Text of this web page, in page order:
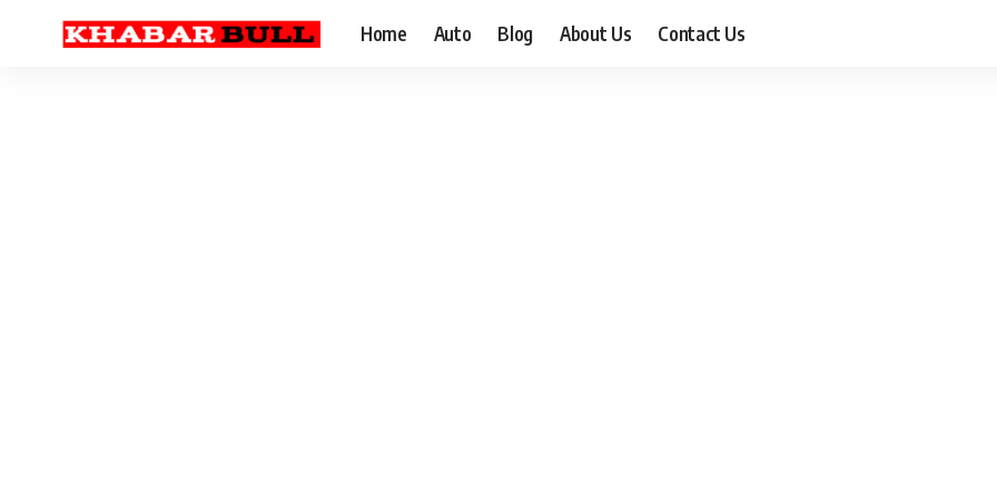
Home Auto Blog About Us Contact Us